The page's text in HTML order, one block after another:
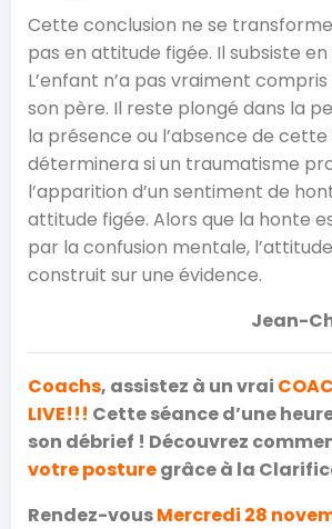
Cette conclusion ne se
pas en attitude figée. Il subsiste
L’enfant n’a pas vraiment
son père. Il reste plongé dans la
la présence ou l’absence de
déterminera si un traumatisme
l’apparition d’un sentiment de
attitude figée. Alors que la honte
par la confusion mentale,
construit sur une évidence.
Jean-
Coachs, assistez à un vrai
LIVE!!! Cette séance d’une
son débrief ! Découvrez
votre posturegrâce à la
Rendez-vousMercredi 28